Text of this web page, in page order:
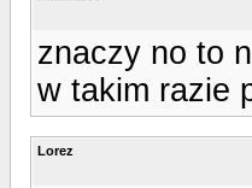
znaczy no to
w takim razie
Lorez